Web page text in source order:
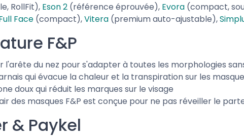
RollFit), Eson 2 (référence éprouvée), Evora (compact,
Face (compact),Vitera (premium auto-ajustable),
F&P
l'arête du nez pour s'adapter à toutes les morphologies
qui évacue la chaleur et la transpiration sur les
doux qui réduit les marques sur le visage
des masques F&P est conçue pour ne pas réveiller le
& Paykel